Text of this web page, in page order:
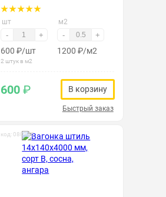
шт
- +
600 ₽/шт
2 штук в м2
м2
- +
1200 ₽/м2
600₽ В корзину
Быстрый заказ
код: 080145